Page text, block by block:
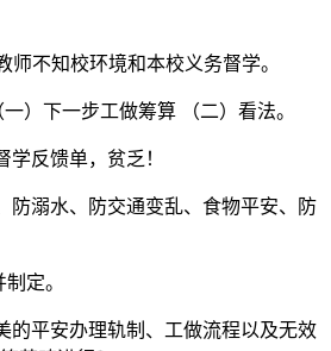
不知校环境和本校义务督学。
）下一步工做筹算 （二）看法。
反馈单，贫乏！
溺水、防交通变乱、食物平安、防
定。
平安办理轨制、工做流程以及无效